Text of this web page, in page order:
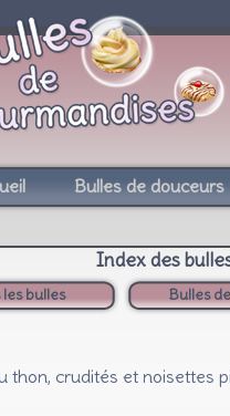
Bulles de douceurs
Index des
bulles Bulles
thon, crudités et noisettes